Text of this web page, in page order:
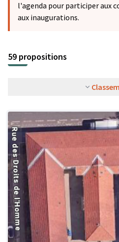
l'agenda pour participer aux
aux inaugurations.
59 propositions